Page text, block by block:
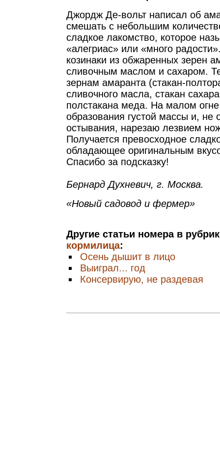
Джордж Де-вольт написал об
смешать с небольшим
сладкое лакомство, которое
«алегриас» или «много
козинаки из обжаренных зерен
сливочным маслом и сахаром.
зернам амаранта (стакан-
сливочного масла, стакан
полстакана меда. На малом
образования густой массы и, не
остывания, нарезаю лезвием
Получается превосходное
обладающее оригинальным
Спасибо за подсказку!
Бернард Духневич, г. Москва.
«Новый садовод и фермер»
Другие статьи номера в
кормилица:
Осень дышит в лицо
Выиграл... год
Консервирую, не раздевая